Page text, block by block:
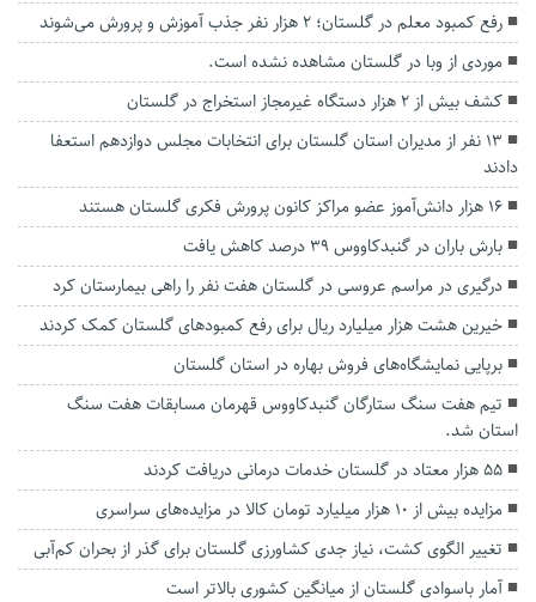
رفع کمبود معلم در گلستان؛ ۲ هزار نفر جذب آموزش و پرورش می‌شوند
موردی از وبا در گلستان مشاهده نشده است.
کشف بیش از ۲ هزار دستگاه غیرمجاز استخراج در گلستان
۱۳ نفر از مدیران استان گلستان برای انتخابات مجلس دوازدهم استعفا
دادند
۱۶ هزار دانش‌آموز عضو مراکز کانون پرورش فکری گلستان هستند
بارش باران در گنبدکاووس ۳۹ درصد کاهش یافت
درگیری در مراسم عروسی در گلستان هفت نفر را راهی بیمارستان کرد
خیرین هشت هزار میلیارد ریال برای رفع کمبودهای گلستان کمک کردند
برپایی نمایشگاه‌های فروش بهاره در استان گلستان
تیم هفت سنگ ستارگان گنبدکاووس قهرمان مسابقات هفت سنگ
استان شد.
۵۵ هزار معتاد در گلستان خدمات درمانی دریافت کردند
مزایده بیش از ۱۰ هزار میلیارد تومان کالا در مزایده‌های سراسری
تغییر الگوی کشت، نیاز جدی کشاورزی گلستان برای گذر از بحران کم‌آبی
آمار باسوادی گلستان از میانگین کشوری بالاتر است